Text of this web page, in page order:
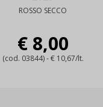
ROSSO SECCO
€ 8,00
(cod. 03844) - € 10,67/lt.